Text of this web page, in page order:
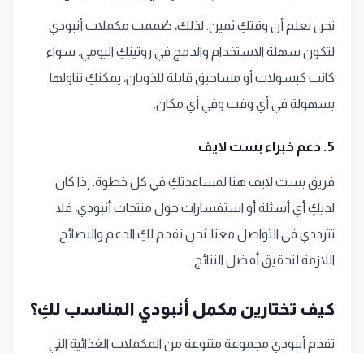
نحن نعلم أن وقتكِ ثمين. لذلك، صُممت مكملات أنبودي
لتكون سهلة الاستخدام والدمج في روتينكِ اليومي. سواء
كانت كبسولات أو مساحيق قابلة للذوبان، يمكنكِ تناولها
بسهولة في أي وقت وفي أي مكان.
5. دعم خبراء بست لايف
فريق بست لايف هنا لمساعدتكِ في كل خطوة. إذا كان
لديكِ أي أسئلة أو استفسارات حول منتجات أنبودي، فلا
تترددي في التواصل معنا. نحن نقدم لكِ الدعم والنصائح
اللازمة لتحقيق أفضل النتائج.
كيف تختارين مكمل أنبودي المناسب لكِ؟
تقدم أنبودي مجموعة متنوعة من المكملات الغذائية التي